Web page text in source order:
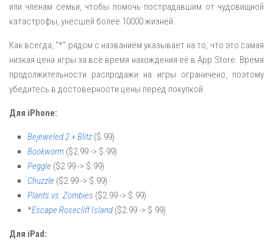
или членам семьи, чтобы помочь пострадавшим от чудовищной
катастрофы, унёсшей более 10000 жизней.
Как всегда, “*” рядом с названием указывает на то, что это самая
низкая цена игры за всё время нахождения её в App Store. Время
продолжительности распродажи на игры ограничено, поэтому
убедитесь в достоверности цены перед покупкой.
Для iPhone:
Bejeweled 2 + Blitz ($.99)
Bookworm ($2.99 -> $.99)
Peggle ($2.99 -> $.99)
Chuzzle ($2.99 -> $.99)
Plants vs. Zombies ($2.99 -> $.99)
*Escape Rosecliff Island($2.99 -> $.99)
Для iPad: